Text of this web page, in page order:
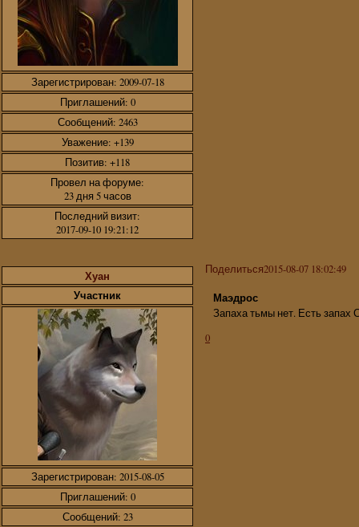
Зарегистрирован: 2009-07-18
Приглашений: 0
Сообщений: 2463
Уважение: +139
Позитив: +118
Провел на форуме:
23 дня 5 часов
Последний визит:
2017-09-10 19:21:12
Поделиться2015-08-07 18:02:49
Хуан
Участник
Зарегистрирован: 2015-08-05
Приглашений: 0
Сообщений: 23
Маэдрос
Запаха тьмы нет. Есть запах
0